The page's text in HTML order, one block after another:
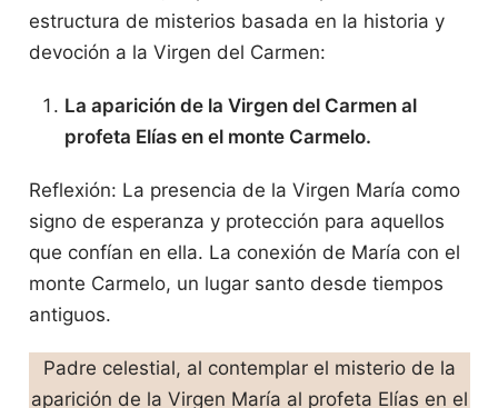
estructura de misterios basada en la historia y
devoción a la Virgen del Carmen:
La aparición de la Virgen del Carmen al
profeta Elías en el monte Carmelo.
Reflexión: La presencia de la Virgen María como
signo de esperanza y protección para aquellos
que confían en ella. La conexión de María con el
monte Carmelo, un lugar santo desde tiempos
antiguos.
Padre celestial, al contemplar el misterio de la
aparición de la Virgen María al profeta Elías en el